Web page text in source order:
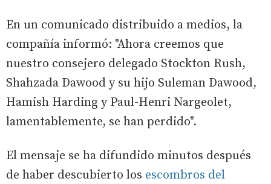
En un comunicado distribuido a medios, la
compañía informó: "Ahora creemos que
nuestro consejero delegado Stockton Rush,
Shahzada Dawood y su hijo Suleman Dawood,
Hamish Harding y Paul-Henri Nargeolet,
lamentablemente, se han perdido".
El mensaje se ha difundido minutos después
de haber descubierto los escombros del